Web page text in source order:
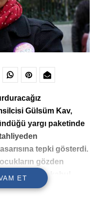
Gülsüm Kav,
yargı paketinde
tepki gösterdi.
gözden
bunu asla kabul
ET